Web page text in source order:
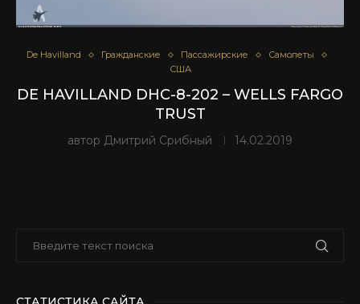
De Havilland Гражданские Пассажирские
Самолеты
США
DE HAVILLAND DHC-8-202 – WELLS FARGO
TRUST
автор Дмитрий Срибный 14.02.2019